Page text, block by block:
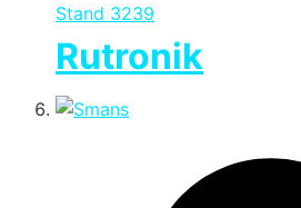
Stand 3239
Rutronik